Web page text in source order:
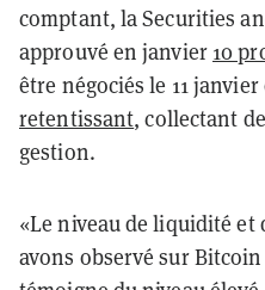
comptant, la Securities
approuvé en janvier 10
être négociés le 11
retentissant, collectant
gestion.
«Le niveau de liquidité et
avons observé sur